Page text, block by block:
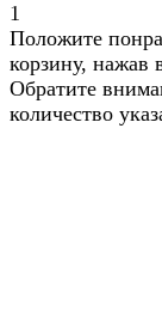
1
Положите
корзину, нажав
Обратите
количество